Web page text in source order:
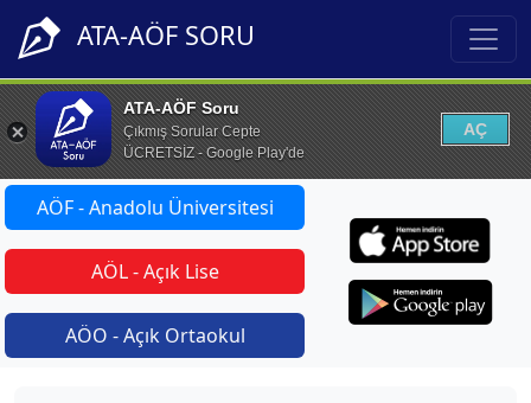
ATA-AÖF SORU
ATA-AÖF Soru
Çıkmış Sorular Cepte
ÜCRETSİZ - Google Play'de
AÇ
AÖF - Anadolu Üniversitesi
AÖL - Açık Lise
AÖO - Açık Ortaokul